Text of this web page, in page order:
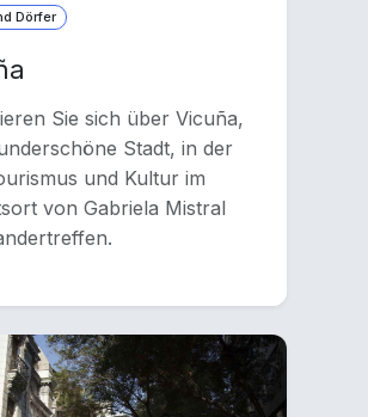
Dörfer
Sie sich über Vicuña,
Stadt, in der
und Kultur im
von Gabriela Mistral